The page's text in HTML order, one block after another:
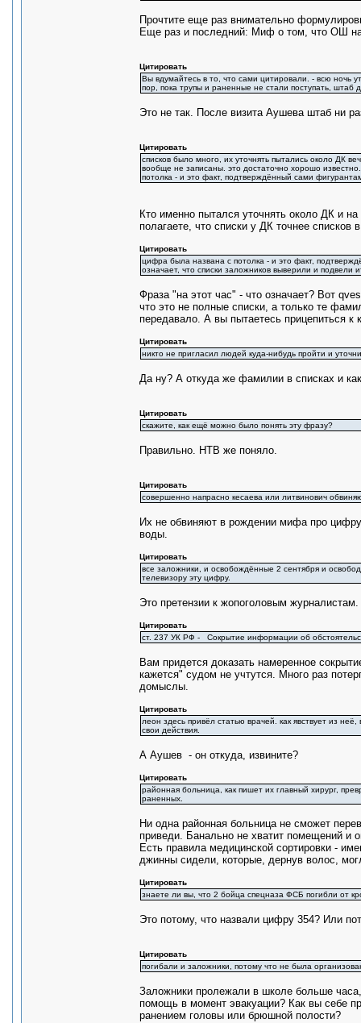
Прочтите еще раз внимательно
Еще раз и последний: Миф о том, что ОШ
Цитировать
Вы вдумайтесь в то, что сами цитировали. - всю ночь
пор, пока трупы и раненные не стали поступать, штаб
Это не так. После визита Аушева штаб ни
Цитировать
списков было много, их уточнять пытались около ДК
вообще не записаны. это достаточно хорошо
потолка - и это факт, подтверждённый сами
Кто именно пытался уточнять около ДК и
полагаете, что списки у ДК точнее списков
Цитировать
цифра была названа с потолка - и это факт,
означает, что списки заложников выверили и подвели
Фраза "на этот час" - что означает? Вот
что это не полные списки, а только те
передавало. А вы пытаетесь прицепиться к
Цитировать
никто не пригласил людей куда-нибудь пройти и
Да ну? А откуда же фамилии в списках и
Цитировать
скажите, как ещё можно было понять эту фразу?
Правильно. НТВ же поняло.
Цитировать
совершенно напрасно кесаева или литвинович
Их не обвиняют в рождении мифа про
воды.
Цитировать
все заложники, и освобождённые 2 сентября и
телевизору эту цифру.
Это претензии к жопоголовым
Цитировать
ст. 237 УК РФ - Сокрытие информации об
Вам придется доказать намеренное
кажется" судом не учтутся. Много раз
домыслы.
Цитировать
леон здесь привёл статью врачей. как явствует из
свои действия.
А Аушев - он откуда, извините?
Цитировать
районная больница, как пишет их главный хирург,
раненных.
Ни одна районная больница не сможет
приведи. Банально не хватит помещений и
Есть правила медицинской сортировки -
джинны сидели, которые, дернув волос,
Цитировать
знаете ли вы, что 2 бойца спецназа ФСБ погибли от
Это потому, что назвали цифру 354? Или
Цитировать
погибали и заложники, потому что не была
Заложники пролежали в школе больше
помощь в момент эвакуации? Как вы себе
ранением головы или брюшной полости?